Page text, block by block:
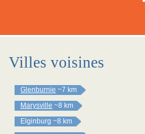
Villes voisines
Glenburnie ~7 km
Marysville ~8 km
Elginburg ~8 km